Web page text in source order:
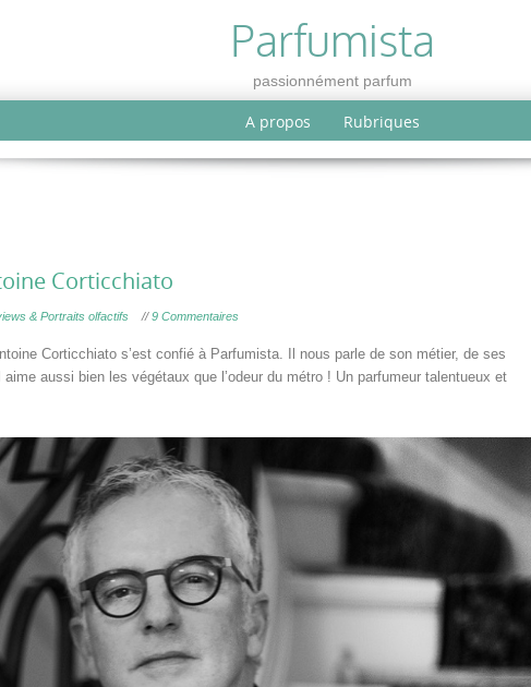
Parfumista
passionnément parfum
A propos Rubriques
Corticchiato
& Portraits olfactifs //9 Commentaires
Corticchiato s’est confié à Parfumista. Il nous parle de son métier, de ses
aussi bien les végétaux que l’odeur du métro ! Un parfumeur talentueux et